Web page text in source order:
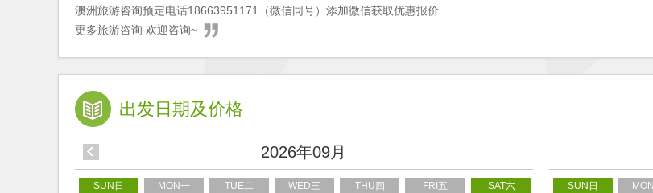
澳洲旅游咨询预定电话18663951171（微信同号）添加微信获取优惠报价
更多旅游咨询 欢迎咨询~
出发日期及价格
2026年09月
SUN日 MON一 TUE二 WED三 THU四 FRI五 SAT六 SUN日